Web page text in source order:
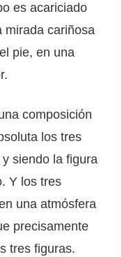
es acariciado
mirada cariñosa
pie, en una
composición
los tres
siendo la figura
Y los tres
una atmósfera
precisamente
tres figuras.